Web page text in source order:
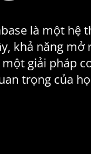
là một hệ
khả năng
giải pháp
trọng của